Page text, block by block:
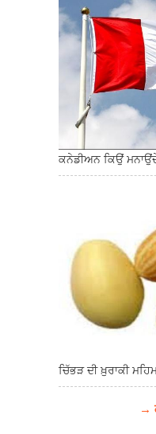
ਕਨੇਡੀਅਨ ਕਿਉਂ
ਚਿੱਭੜ ਦੀ ਖ਼ੁਰਾਕੀ
→